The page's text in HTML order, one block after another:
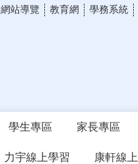
網站導覽 教育網 學務系統
學生專區 家長專區
力宇線上學習 康軒線